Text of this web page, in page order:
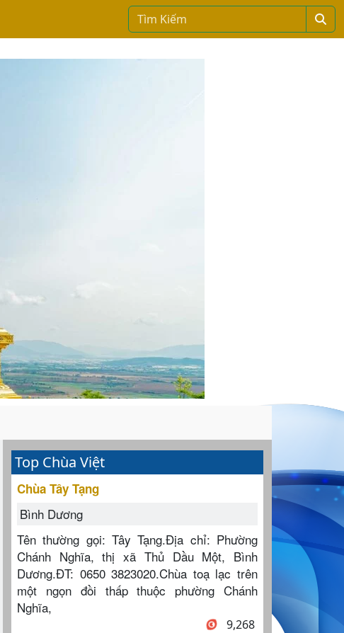
Top Chùa Việt
Chùa Tây Tạng
Bình Dương
Tên thường gọi: Tây Tạng.Địa chỉ: Phường
Chánh Nghĩa, thị xã Thủ Dầu Một, Bình
Dương.ĐT: 0650 3823020.Chùa toạ lạc trên
một ngọn đồi thấp thuộc phường Chánh
Nghĩa,
9,268